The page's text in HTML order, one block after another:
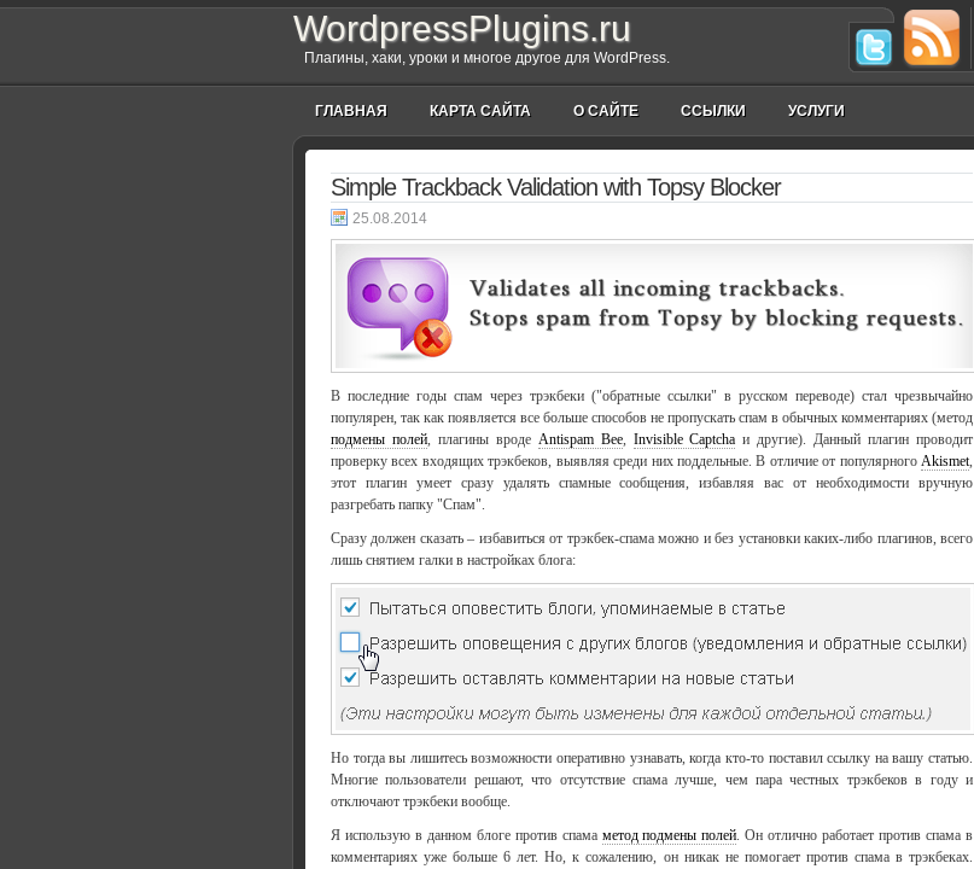
WordpressPlugins.ru
Плагины, хаки, уроки и многое другое для WordPress.
ГЛАВНАЯ КАРТА САЙТА О САЙТЕ ССЫЛКИ УСЛУГИ
Simple Trackback Validation with Topsy Blocker
25.08.2014
В последние годы спам через трэкбеки ("обратные ссылки" в русском переводе) стал чрезвычайно
популярен, так как появляется все больше способов не пропускать спам в обычных комментариях (метод
подмены полей, плагины вроде Antispam Bee, Invisible Captcha и другие). Данный плагин проводит
проверку всех входящих трэкбеков, выявляя среди них поддельные. В отличие от популярного Akismet,
этот плагин умеет сразу удалять спамные сообщения, избавляя вас от необходимости вручную
разгребать папку "Спам".
Сразу должен сказать – избавиться от трэкбек-спама можно и без установки каких-либо плагинов, всего
лишь снятием галки в настройках блога:
Но тогда вы лишитесь возможности оперативно узнавать, когда кто-то поставил ссылку на вашу статью.
Многие пользователи решают, что отсутствие спама лучше, чем пара честных трэкбеков в году и
отключают трэкбеки вообще.
Я использую в данном блоге против спама метод подмены полей. Он отлично работает против спама в
комментариях уже больше 6 лет. Но, к сожалению, он никак не помогает против спама в трэкбеках.